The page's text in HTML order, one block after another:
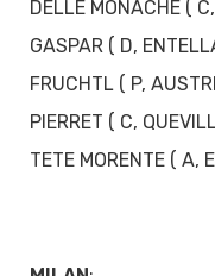
DELLE MONACHE (
GASPAR ( D,
FRUCHTL ( P,
PIERRET ( C,
TETE MORENTE ( A,